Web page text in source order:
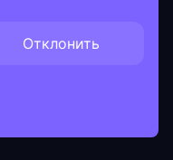
Отклонить